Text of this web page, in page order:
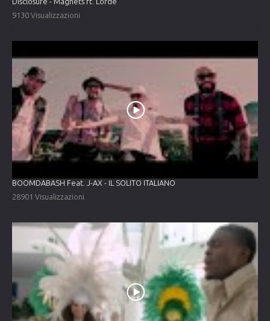
9130 Visualizzazioni
BOOMDABASH Feat. J-AX - IL SOLITO ITALIANO
28901 Visualizzazioni